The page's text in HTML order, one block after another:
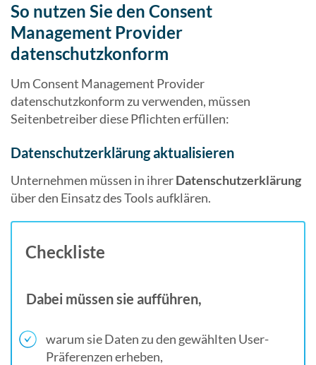
So nutzen Sie den Consent
Management Provider
datenschutzkonform
Um Consent Management Provider
datenschutzkonform zu verwenden, müssen
Seitenbetreiber diese Pflichten erfüllen:
Datenschutzerklärung aktualisieren
Unternehmen müssen in ihrerDatenschutzerklärung
über den Einsatz des Tools aufklären.
Checkliste
Dabei müssen sie aufführen,
warum sie Daten zu den gewählten User-
Präferenzen erheben,